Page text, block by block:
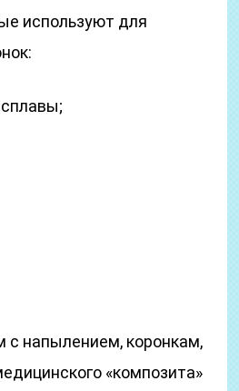
используют для
с напылением, коронкам,
«композита»